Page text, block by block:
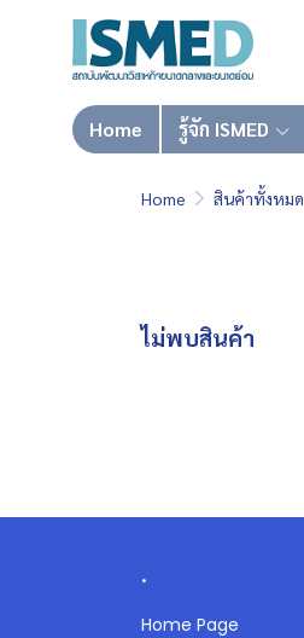
Home รู้จัก ISMED
Home สินค้าทั้งหมด
ไม่พบสินค้า
.
Home Page